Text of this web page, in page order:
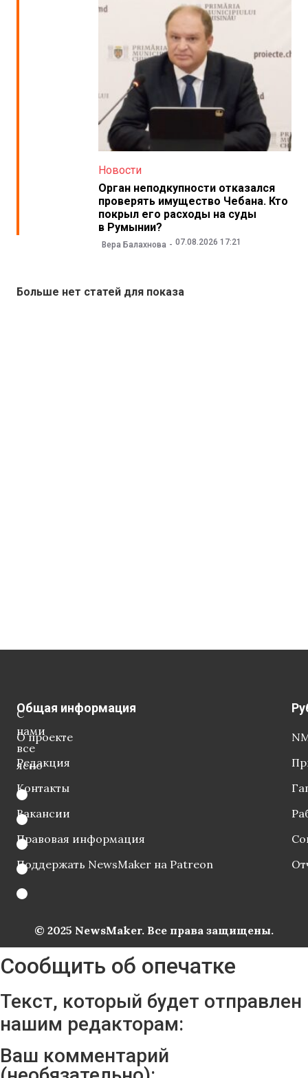
Новости
Орган неподкупности отказался
проверять имущество Чебана. Кто
покрыл его расходы на суды
в Румынии?
Вера Балахнова 07.08.2026 17:21
Больше нет статей для показа
С
нами
все
ясно
Общая информация
О проекте
Редакция
Контакты
Вакансии
Правовая информация
Поддержать NewsMaker на Patreon
© 2025 NewsMaker. Все права защищены.
Сообщить об опечатке
Текст, который будет отправлен
нашим редакторам:
Ваш комментарий